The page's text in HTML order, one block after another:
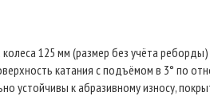
125 мм (размер без учёта
катания с подъёмом в 3° по
устойчивы к абразивному износу,